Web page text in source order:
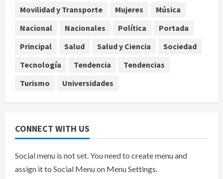
Internacional
Colombia respalda soberanía de
TLC
Movilidad y Transporte
Mujeres
Música
Nacional
Nacionales Política
Portada
Principal
Salud Salud y Ciencia
Sociedad
Tecnología
Tendencia
Tendencias
Turismo
Universidades
CONNECT WITH US
Social menu is not set. You need to create menu and
assign it to Social Menu on Menu Settings.